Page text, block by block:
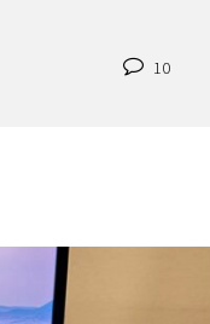
10